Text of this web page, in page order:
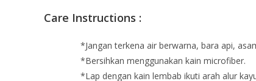
Care Instructions :
*Jangan terkena air berwarna, bara api,
*Bersihkan menggunakan kain microfiber.
*Lap dengan kain lembab ikuti arah alur